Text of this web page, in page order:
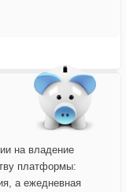
на владение
платформы:
а ежедневная